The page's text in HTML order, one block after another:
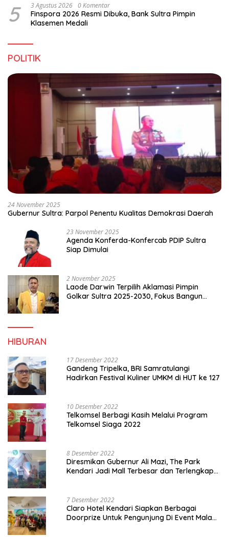
5 3 Agustus 2026 0 Komentar
Finspora 2026 Resmi Dibuka, Bank Sultra Pimpin
Klasemen Medali
POLITIK
24 November 2025
Gubernur Sultra: Parpol Penentu Kualitas Demokrasi Daerah
23 November 2025
Agenda Konferda-Konfercab PDIP Sultra
Siap Dimulai
2 November 2025
Laode Darwin Terpilih Aklamasi Pimpin
Golkar Sultra 2025-2030, Fokus Bangun
HIBURAN
17 Desember 2022
Gandeng Tripelka, BRI Samratulangi
Hadirkan Festival Kuliner UMKM di HUT ke 127
10 Desember 2022
Telkomsel Berbagi Kasih Melalui Program
Telkomsel Siaga 2022
8 Desember 2022
Diresmikan Gubernur Ali Mazi, The Park
Kendari Jadi Mall Terbesar dan Terlengkap
7 Desember 2022
Claro Hotel Kendari Siapkan Berbagai
Doorprize Untuk Pengunjung Di Event Malam